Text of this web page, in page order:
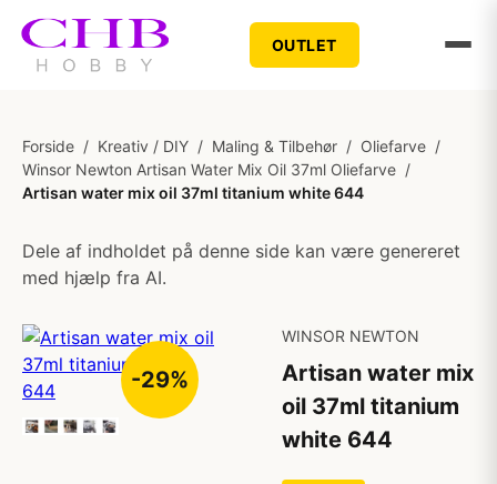
OUTLET
Forside / Kreativ / DIY / Maling & Tilbehør / Oliefarve /
Winsor Newton Artisan Water Mix Oil 37ml Oliefarve /
Artisan water mix oil 37ml titanium white 644
Dele af indholdet på denne side kan være genereret
med hjælp fra AI.
-29%
WINSOR NEWTON
Artisan water mix
oil 37ml titanium
white 644